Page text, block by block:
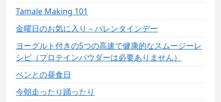
Tamale Making 101
金曜日のお気に入り – バレンタインデー
ヨーグルト付きの5つの高速で健康的なスムージーレ
シピ（プロテインパウダーは必要ありません）
ベンとの昼食日
今朝走ったり踊ったり